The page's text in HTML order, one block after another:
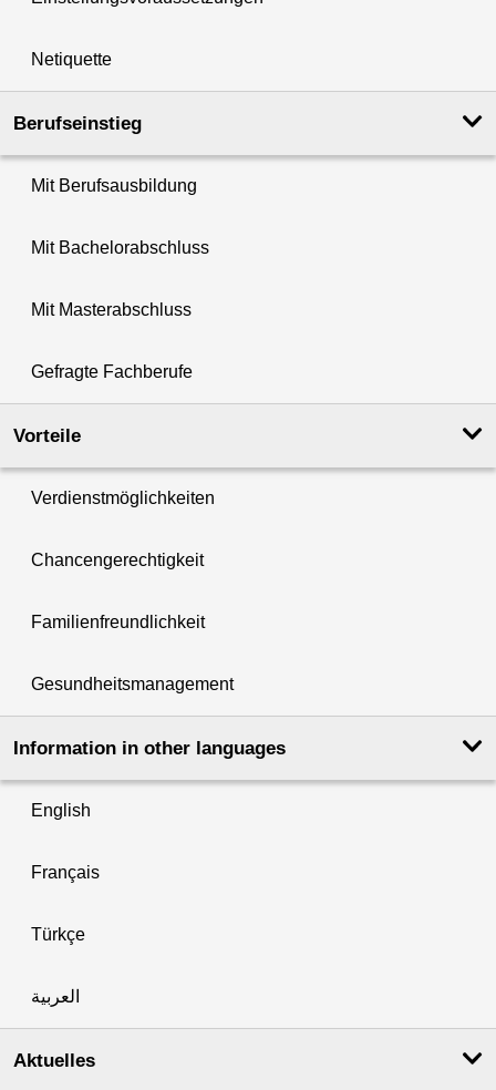
Netiquette
Berufseinstieg
Mit Berufsausbildung
Mit Bachelorabschluss
Mit Masterabschluss
Gefragte Fachberufe
Vorteile
Verdienstmöglichkeiten
Chancengerechtigkeit
Familienfreundlichkeit
Gesundheitsmanagement
Information in other languages
English
Français
Türkçe
العربية
Aktuelles